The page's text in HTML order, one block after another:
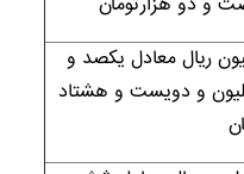
ریال معادل یکصد و
و دویست و هشتاد